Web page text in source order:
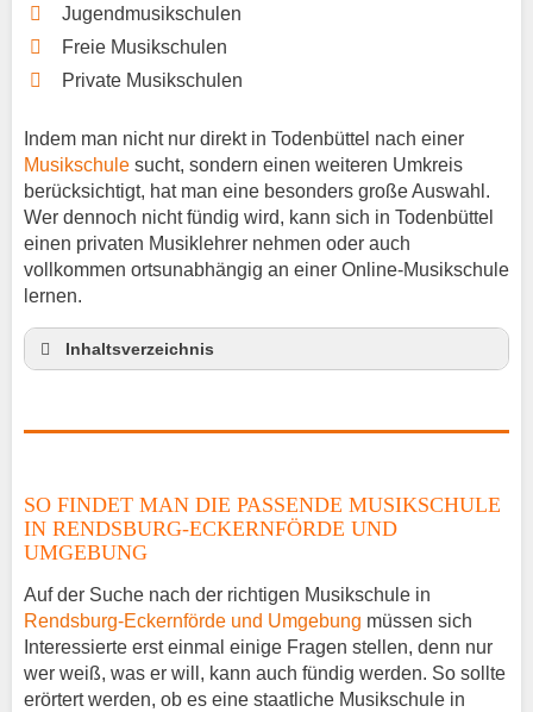
Jugendmusikschulen
Freie Musikschulen
Private Musikschulen
Indem man nicht nur direkt in Todenbüttel nach einer
Musikschule sucht, sondern einen weiteren Umkreis
berücksichtigt, hat man eine besonders große Auswahl.
Wer dennoch nicht fündig wird, kann sich in Todenbüttel
einen privaten Musiklehrer nehmen oder auch
vollkommen ortsunabhängig an einer Online-Musikschule
lernen.
Inhaltsverzeichnis
Gitarrenunterricht Todenbüttel
Musiklehrer Stellenangebote – Todenbüttel
SO FINDET MAN DIE PASSENDE MUSIKSCHULE
IN RENDSBURG-ECKERNFÖRDE UND
UMGEBUNG
Auf der Suche nach der richtigen Musikschule in
Rendsburg-Eckernförde und Umgebung müssen sich
Interessierte erst einmal einige Fragen stellen, denn nur
wer weiß, was er will, kann auch fündig werden. So sollte
erörtert werden, ob es eine staatliche Musikschule in